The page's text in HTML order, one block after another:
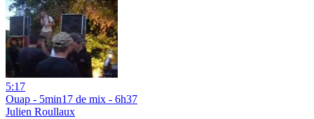
5:17
Ouap - 5min17 de mix - 6h37
Julien Roullaux